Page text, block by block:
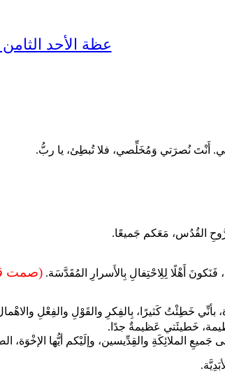
عظة الأحد
أَنْتَ نُصرَتي وَمُخَلِّصي، فلا تُبطِئ، يا ربُّ.
القُدُس، مَعَكم جَميعًا.
فَنَكونَ أَهْلًا لِلِاحْتِفالِ بِالأَسرارِ المُقَدَّسَة. (صمت
بأنِّي خَطِئْتُ كَثيرًا، بِالفِكرِ والقَوْلِ والفِعْلِ
خَطيئَتي عَظيمةٌ جدًا.
جَميعِ الملائِكَةِ والقِدِّيسين، وإلَيْكم أيُّها الإخْوَة،